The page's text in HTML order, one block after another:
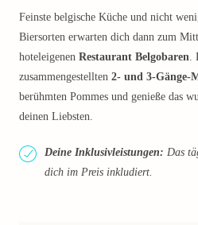
Feinste belgische Küche und nicht
Biersorten erwarten dich dann zum
hoteleigenen Restaurant Belgobaren.
zusammengestellten 2- und 3-Gänge-
berühmten Pommes und genieße das
deinen Liebsten.
Deine Inklusivleistungen: Das
dich im Preis inkludiert.